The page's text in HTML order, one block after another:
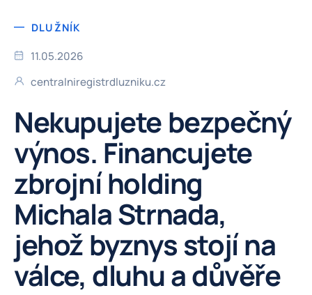
DLUŽNÍK
11.05.2026
centralniregistrdluzniku.cz
Nekupujete bezpečný
výnos. Financujete
zbrojní holding
Michala Strnada,
jehož byznys stojí na
válce, dluhu a důvěře